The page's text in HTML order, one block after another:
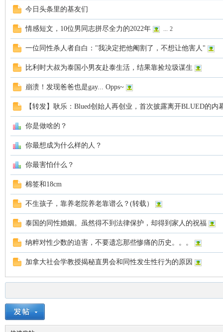
今日头条里的基友们
情感短文，10位男同志拼尽全力的2022年 ... 2
一位同性杀人者自白："我决定把他阉割了，不想让他害人"
比利时大叔为泰国小男友赴泰生活，结果靠捡垃圾谋生
崩溃！发现爸爸也是gay... Opps~
【转发】耿乐：Blued创始人再创业，首次披露离开BLUED的内
你是做啥的？
你最想成为什么样的人？
你最害怕什么？
棉签和18cm
不生孩子，靠养老院养老靠谱么？(转载）
泰国的同性婚姻。虽然得不到法律保护，却得到家人的祝福
纳粹对性少数的迫害，不要遗忘那些惨痛的历史。。。
加拿大社会学教授揭秘直男会和同性发生性行为的原因